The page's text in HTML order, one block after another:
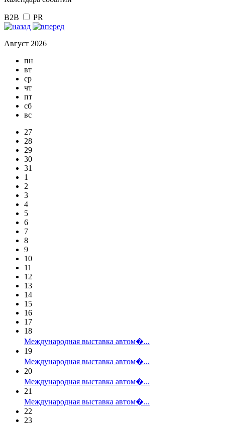
B2B PR
Август 2026
пн
вт
ср
чт
пт
сб
вс
27
28
29
30
31
1
2
3
4
5
6
7
8
9
10
11
12
13
14
15
16
17
18
Международная выставка автом�...
19
Международная выставка автом�...
20
Международная выставка автом�...
21
Международная выставка автом�...
22
23